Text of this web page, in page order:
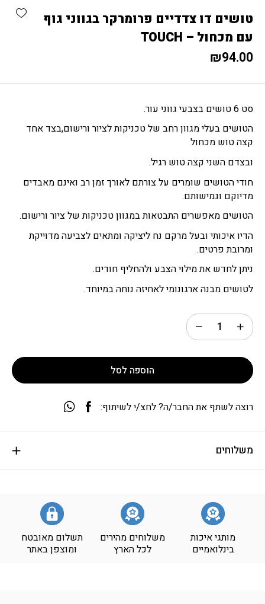
טושים דו צדדיים פרומרקר בגווני גוף
עם מכחול – TOUCH
₪94.00
סט 6 טושים בצבעי גווני עור.
הטושים בעלי מגוון רחב של טכניקות לציור ורישום,בצד אחד
קצה טוש מכחול
ובצדם השני קצה טוש רגיל.
חודי הטושים שומרים על צורתם לאורך זמן רב ואינם מאבדים
מדיוקם וגמישותם.
הטושים מאפשרים התבטאות במגוון טכניקות של ציור ורישום.
הדיו איכותי ובעל מרקם נח ליציקה ומתאים לצביעה מדוייקת
ומרובת פרטים.
ניתן לחדש את מילוי הצבע ולהחליף חודים.
לטושים מבנה ארגונומי לאחיזה נוחה במיוחד.
הוספה לסל
משלוחים
מותגי איכות
בינלואמיים
משלוחים מהירים
לכל הארץ
תשלום מאובטח
ומוצפן באתר
רוצה לשתף את החבר/ה? לחצ/י לשיתוף: